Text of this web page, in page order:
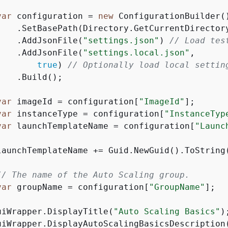
configuration = new
.AddJsonFile(
"settings.json" ) // Load
.AddJsonFile(
"settings.local.json" ,
true ) // Optionally load local
.Build();
imageId = configuration[ "ImageId" ];
instanceType = configuration[
launchTemplateName = configuration[
+=
The name of the Auto Scaling group.
groupName = configuration[ "GroupName" ];
"Auto Scaling Basics" );